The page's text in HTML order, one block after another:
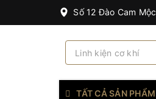
Số 12 Đào Cam
TẤT CẢ SẢN PHẨM